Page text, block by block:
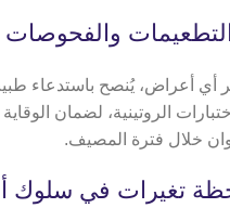
أي أعراض، يُنصح باستدعاء
الروتينية، لضمان
خلال فترة المصيف.
تغيرات في سلوك